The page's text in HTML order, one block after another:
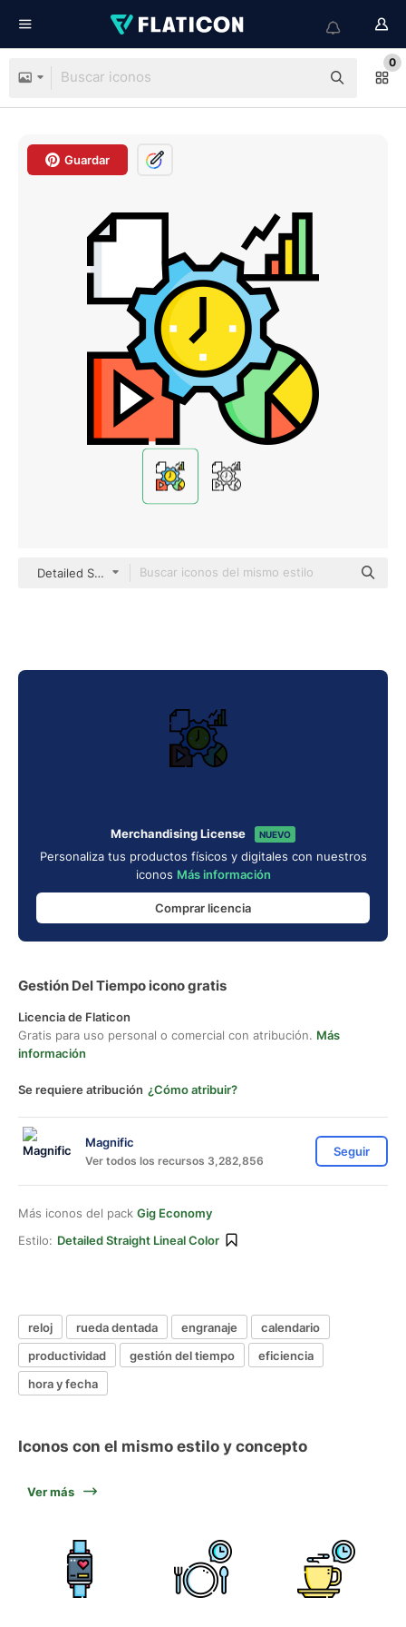
0
Guardar
Detailed Straight Lineal color
Merchandising License NUEVO
Personaliza tus productos físicos y digitales con nuestros
iconos Más información
Comprar licencia
Gestión Del Tiempo icono gratis
Licencia de Flaticon
Gratis para uso personal o comercial con atribución. Más
información
Se requiere atribución ¿Cómo atribuir?
Magnific
Ver todos los recursos 3,282,856
Seguir
Más iconos del pack Gig Economy
Estilo: Detailed Straight Lineal Color
reloj rueda dentada engranaje
calendario
productividad
gestión del tiempo
eficiencia
hora y fecha
Iconos con el mismo estilo y concepto
Ver más